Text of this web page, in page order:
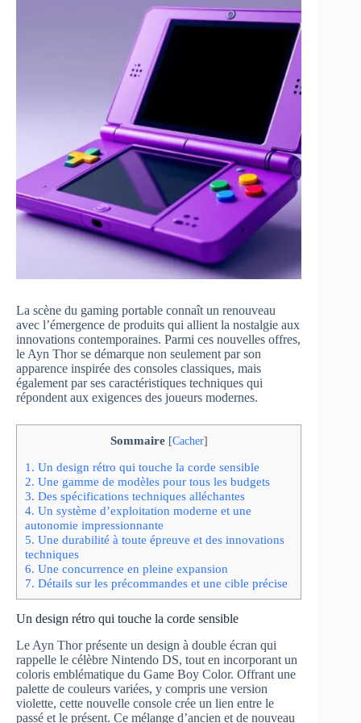
La scène du gaming portable connaît un renouveau
avec l’émergence de produits qui allient la nostalgie aux
innovations contemporaines. Parmi ces nouvelles offres,
le Ayn Thor se démarque non seulement par son
apparence inspirée des consoles classiques, mais
également par ses caractéristiques techniques qui
répondent aux exigences des joueurs modernes.
Sommaire [Cacher]
1. Un design rétro qui touche la corde sensible
2. Une gamme de modèles pour tous les budgets
3. Des spécifications techniques alléchantes
4. Un système d’exploitation moderne et une
autonomie impressionnante
5. Une durabilité à toute épreuve et des innovations
techniques
6. Une concurrence en pleine expansion
7. Détails sur les précommandes et une cible précise
Un design rétro qui touche la corde sensible
Le Ayn Thor présente un design à double écran qui
rappelle le célèbre Nintendo DS, tout en incorporant un
coloris emblématique du Game Boy Color. Offrant une
palette de couleurs variées, y compris une version
violette, cette nouvelle console crée un lien entre le
passé et le présent. Ce mélange d’ancien et de nouveau